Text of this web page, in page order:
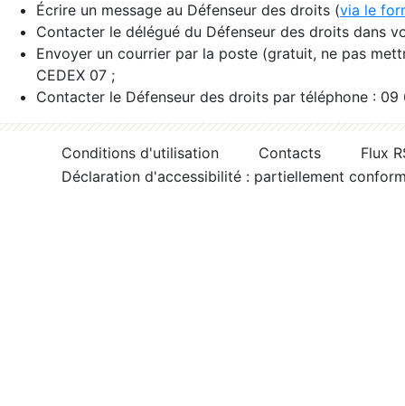
Écrire un message au Défenseur des droits (via le
Contacter le délégué du Défenseur des droits dans
Envoyer un courrier par la poste (gratuit, ne pas
CEDEX 07 ;
Contacter le Défenseur des droits par téléphone :
Conditions d'utilisation Contacts
Flux
Déclaration d'accessibilité : partiellement